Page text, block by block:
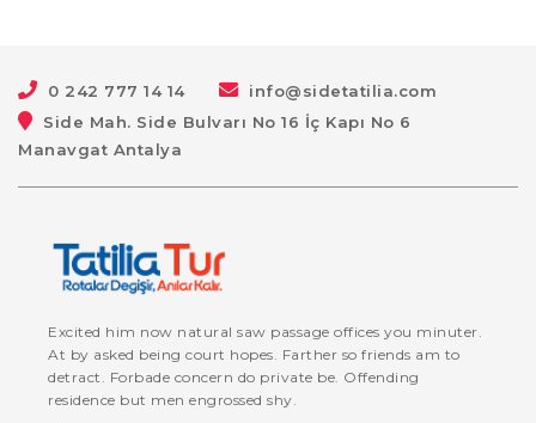
0 242 777 14 14
info@sidetatilia.com
Side Mah. Side Bulvarı No 16 İç Kapı No 6
Manavgat Antalya
Excited him now natural saw passage offices you minuter.
At by asked being court hopes. Farther so friends am to
detract. Forbade concern do private be. Offending
residence but men engrossed shy.